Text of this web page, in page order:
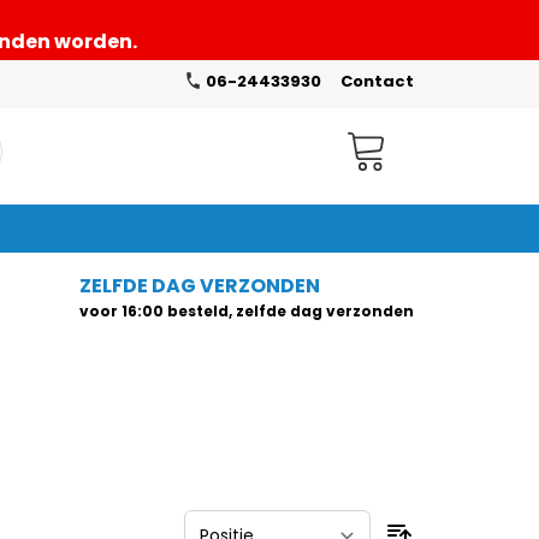
worden.
06-24433930 Contact
Winkelwagen
ZELFDE DAG VERZONDEN
voor 16:00 besteld, zelfde dag verzonden